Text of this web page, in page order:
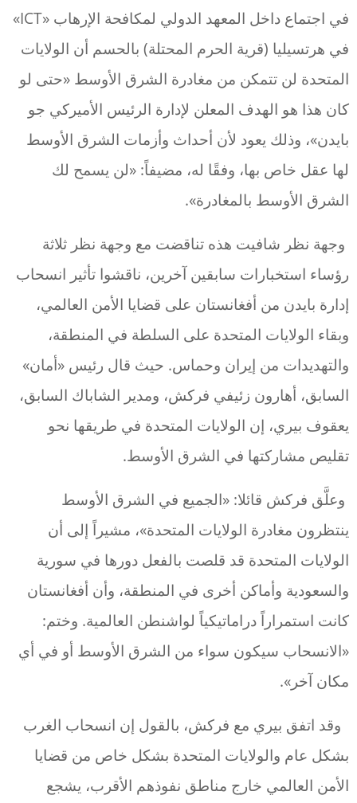
في اجتماع داخل المعهد الدولي لمكافحة الإرهاب «ICT»
في هرتسيليا (قرية الحرم المحتلة) بالحسم أن الولايات
المتحدة لن تتمكن من مغادرة الشرق الأوسط «حتى لو
كان هذا هو الهدف المعلن لإدارة الرئيس الأميركي جو
بايدن»، وذلك يعود لأن أحداث وأزمات الشرق الأوسط
لها عقل خاص بها، وفقًا له، مضيفاً: «لن يسمح لك
الشرق الأوسط بالمغادرة».
وجهة نظر شافيت هذه تناقضت مع وجهة نظر ثلاثة
رؤساء استخبارات سابقين آخرين، ناقشوا تأثير انسحاب
إدارة بايدن من أفغانستان على قضايا الأمن العالمي،
وبقاء الولايات المتحدة على السلطة في المنطقة،
والتهديدات من إيران وحماس. حيث قال رئيس «أمان»
السابق، أهارون زئيفي فركش، ومدير الشاباك السابق،
يعقوف بيري، إن الولايات المتحدة في طريقها نحو
تقليص مشاركتها في الشرق الأوسط.
وعلَّق فركش قائلا: «الجميع في الشرق الأوسط
ينتظرون مغادرة الولايات المتحدة»، مشيراً إلى أن
الولايات المتحدة قد قلصت بالفعل دورها في سورية
والسعودية وأماكن أخرى في المنطقة، وأن أفغانستان
كانت استمراراً دراماتيكياً لواشنطن العالمية. وختم:
«الانسحاب سيكون سواء من الشرق الأوسط أو في أي
مكان آخر».
وقد اتفق بيري مع فركش، بالقول إن انسحاب الغرب
بشكل عام والولايات المتحدة بشكل خاص من قضايا
الأمن العالمي خارج مناطق نفوذهم الأقرب، يشجع